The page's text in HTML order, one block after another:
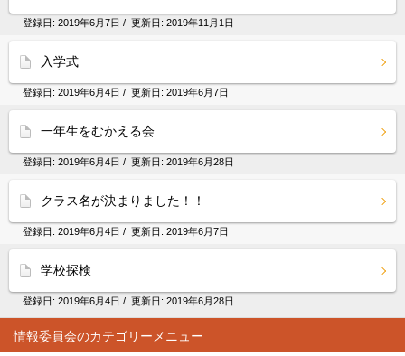
情報委員会
登録日: 2019年6月7日 / 更新日: 2019年11月1日
入学式
登録日: 2019年6月4日 / 更新日: 2019年6月7日
一年生をむかえる会
登録日: 2019年6月4日 / 更新日: 2019年6月28日
クラス名が決まりました！！
登録日: 2019年6月4日 / 更新日: 2019年6月7日
学校探検
登録日: 2019年6月4日 / 更新日: 2019年6月28日